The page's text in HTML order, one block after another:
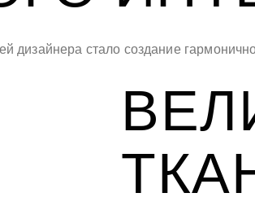
дизайнера стало создание